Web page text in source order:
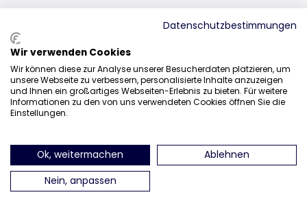
znajdź nas na Instagramieznajdź nas na Facebooku
znajdź nas
Datenschutzbestimmungen
Wir verwenden Cookies
Wir können diese zur Analyse unserer Besucherdaten platzieren, um
unsere Webseite zu verbessern, personalisierte Inhalte anzuzeigen
und Ihnen ein großartiges Webseiten-Erlebnis zu bieten. Für weitere
Informationen zu den von uns verwendeten Cookies öffnen Sie die
Einstellungen.
Ok, weitermachen
Ablehnen
Nein, anpassen